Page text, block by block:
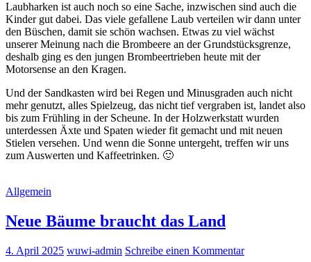
Laubharken ist auch noch so eine Sache, inzwischen sind auch die
Kinder gut dabei. Das viele gefallene Laub verteilen wir dann unter
den Büschen, damit sie schön wachsen. Etwas zu viel wächst
unserer Meinung nach die Brombeere an der Grundstücksgrenze,
deshalb ging es den jungen Brombeertrieben heute mit der
Motorsense an den Kragen.
Und der Sandkasten wird bei Regen und Minusgraden auch nicht
mehr genutzt, alles Spielzeug, das nicht tief vergraben ist, landet also
bis zum Frühling in der Scheune. In der Holzwerkstatt wurden
unterdessen Äxte und Spaten wieder fit gemacht und mit neuen
Stielen versehen. Und wenn die Sonne untergeht, treffen wir uns
zum Auswerten und Kaffeetrinken. 🙂
Allgemein
Neue Bäume braucht das Land
4. April 2025 wuwi-admin Schreibe einen Kommentar